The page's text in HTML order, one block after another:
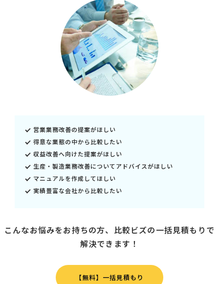
営業業務改善の提案がほしい
得意な業態の中から比較したい
収益改善へ向けた提案がほしい
生産・製造業務改善についてアドバイスがほしい
マニュアルを作成してほしい
実績豊富な会社から比較したい
こんなお悩みをお持ちの方、比較ビズの一括見積もりで
解決できます！
【無料】一括見積もり